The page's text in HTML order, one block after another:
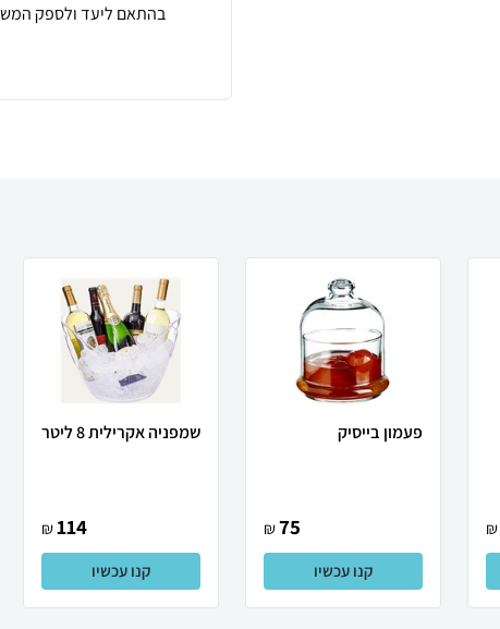
בהתאם ליעד ולספק
₪
פעמון בייסיק
75
₪
קנו עכשיו
שמפניה אקרילית 8 ליטר
114
₪
קנו עכשיו